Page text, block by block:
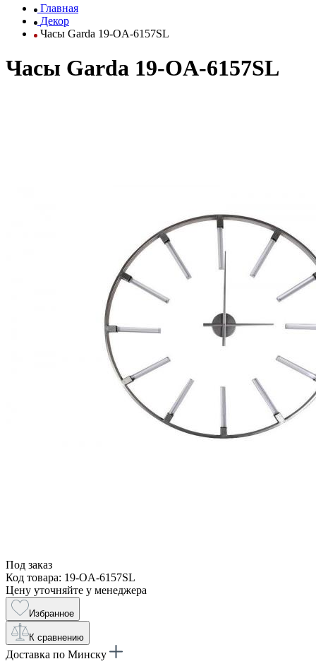
Главная
Декор
Часы Garda 19-OA-6157SL
Часы Garda 19-OA-6157SL
Под заказ
Код товара: 19-OA-6157SL
Цену уточняйте у менеджера
Избранное
К сравнению
Доставка по Минску